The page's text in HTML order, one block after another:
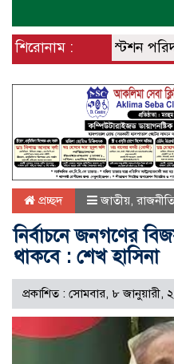
শিরোনাম :
রেলওয়ে স্টেশন পরিদর্শন
প্রচ্ছদ জাতীয়, রাজনীতি
নির্বাচনে জনগণের
থাকবে : শেখ হাসিনা
প্রকাশিত : সোমবার, ৮ জানুয়ারী,